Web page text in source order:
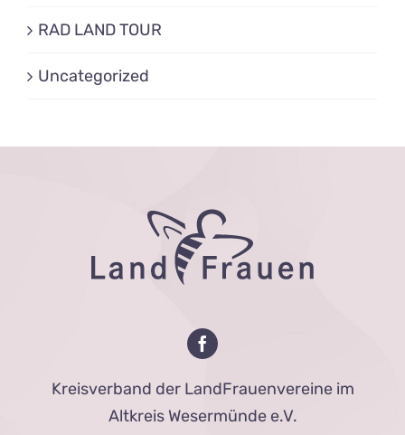
RAD LAND TOUR
Uncategorized
Kreisverband der LandFrauenvereine im
Altkreis Wesermünde e.V.